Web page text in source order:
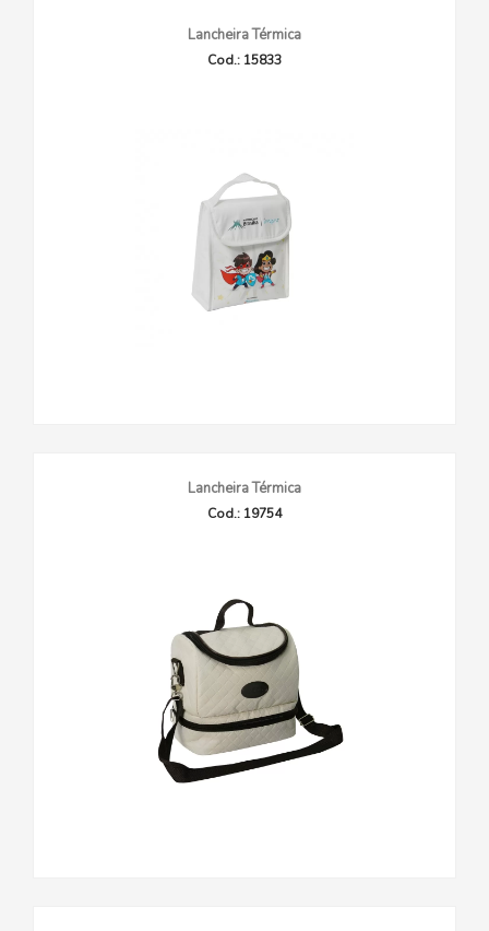
Lancheira Térmica
Cod.: 15833
Lancheira Térmica
Cod.: 19754